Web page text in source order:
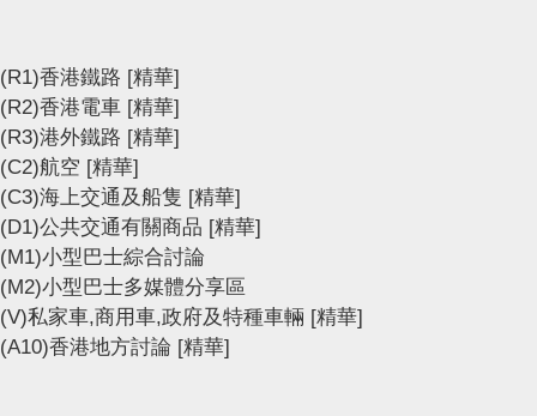
(R1)香港鐵路 [精華]
(R2)香港電車 [精華]
(R3)港外鐵路 [精華]
(C2)航空 [精華]
(C3)海上交通及船隻 [精華]
(D1)公共交通有關商品 [精華]
(M1)小型巴士綜合討論
(M2)小型巴士多媒體分享區
(V)私家車,商用車,政府及特種車輛 [精華]
(A10)香港地方討論 [精華]